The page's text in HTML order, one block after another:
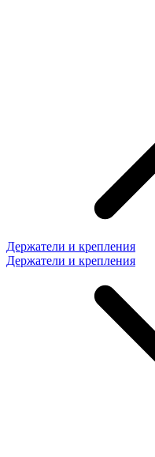
Держатели и крепления
Держатели и крепления